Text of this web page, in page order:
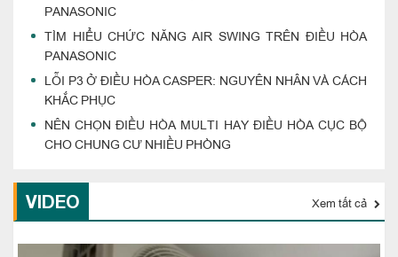
PANASONIC
TÌM HIỂU CHỨC NĂNG AIR SWING TRÊN ĐIỀU HÒA
PANASONIC
LỖI P3 Ở ĐIỀU HÒA CASPER: NGUYÊN NHÂN VÀ CÁCH
KHẮC PHỤC
NÊN CHỌN ĐIỀU HÒA MULTI HAY ĐIỀU HÒA CỤC BỘ
CHO CHUNG CƯ NHIỀU PHÒNG
VIDEO Xem tất cả